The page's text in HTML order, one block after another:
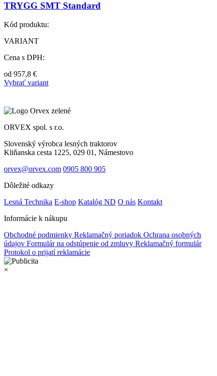
TRYGG SMT Standard
Kód produktu:
VARIANT
Cena s DPH:
od 957,8 €
Vybrať variant
ORVEX spol. s r.o.
Slovenský výrobca lesných traktorov
Kliňanska cesta 1225, 029 01, Námestovo
orvex@orvex.com 0905 800 905
Dôležité odkazy
Lesná Technika E-shop Katalóg ND O nás Kontakt
Informácie k nákupu
Obchodné podmienky Reklamačný poriadok Ochrana osobných
údajov Formulár na odstúpenie od zmluvy Reklamačný formulár
Protokol o prijatí reklamácie
×